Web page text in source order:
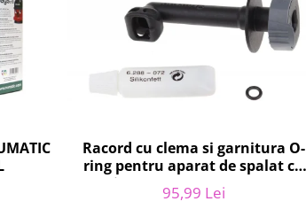
Racord cu clema si garnitura O-
ring pentru aparat de spalat cu
presiune, KARCHER 4.064-047.0,
K2, K3, K4
95,99 Lei